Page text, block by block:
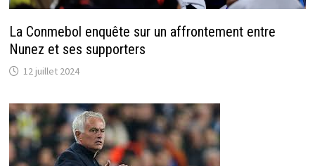
La Conmebol enquête sur un affrontement entre
Nunez et ses supporters
12 juillet 2024